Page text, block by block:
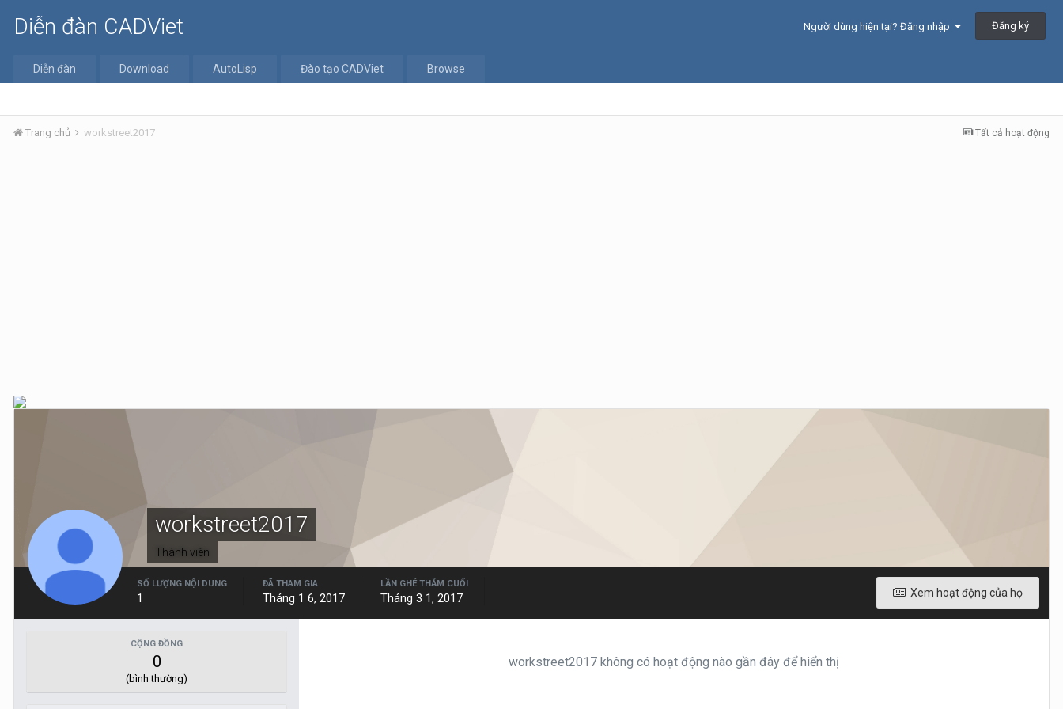
Diễn đàn CADViet Người dùng hiện tại? Đăng nhập Đăng ký
Diễn đàn Download AutoLisp Đào tạo CADViet Browse
Tất cả hoạt động
Trang chủ workstreet2017
workstreet2017
Thành viên
Xem hoạt động của họ
SỐ LƯỢNG NỘI DUNG
1
ĐÃ THAM GIA
Tháng 1 6, 2017
LẦN GHÉ THĂM CUỐI
Tháng 3 1, 2017
CỘNG ĐỒNG
0
(bình thường)
workstreet2017 không có hoạt động nào gần đây để hiển thị